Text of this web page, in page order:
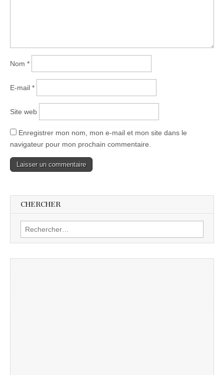
Nom *
E-mail *
Site web
Enregistrer mon nom, mon e-mail et mon site dans le
navigateur pour mon prochain commentaire.
CHERCHER
Rechercher :